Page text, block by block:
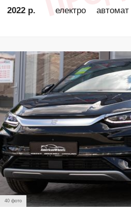
2022 р.
електро автомат
40 фото